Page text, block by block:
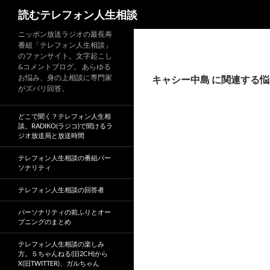
読むテレフォン人生相談
キャシー中島 に関連する
ニッポン放送ラジオの最長寿
番組「テレフォン人生相談」
のファンサイト。文字起こし
&コメントブログ。 あらゆる
お悩み、身の上相談に専門家
がズバリ回答。
どこで聞く？テレフォン人生相
談。RADIKO(ラジコ)で聞けるラ
ジオ放送局と放送時間
テレフォン人生相談の番組パー
ソナリティ
テレフォン人生相談の回答者
パーソナリティの前ふりとオー
プニングのまとめ
テレフォン人生相談の楽しみ
方。５ちゃんねる(旧2CH)から
X(旧TWITTER)、ガルちゃん